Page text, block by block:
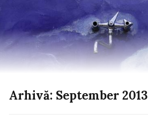
Arhivă: September 2013